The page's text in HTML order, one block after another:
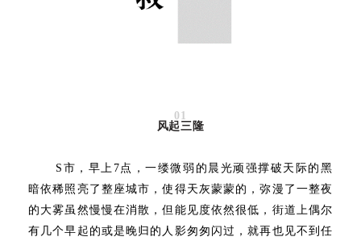
01
风起三隆
S市，早上7点，一缕微弱的晨光顽强撑破天际的黑
暗依稀照亮了整座城市，使得天灰蒙蒙的，弥漫了一整夜
的大雾虽然慢慢在消散，但能见度依然很低，街道上偶尔
有几个早起的或是晚归的人影匆匆闪过，就再也见不到任